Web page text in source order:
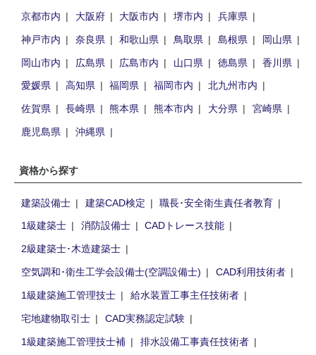
京都市内
大阪府 大阪市内 堺市内
兵庫県
神戸市内
奈良県 和歌山県 鳥取県 島根県
岡山県
岡山市内
広島県 広島市内 山口県 徳島県
香川県
愛媛県
高知県 福岡県 福岡市内
北九州市内
佐賀県
長崎県 熊本県 熊本市内 大分県
宮崎県
鹿児島県
沖縄県
資格から探す
建築設備士 建築CAD検定
職長･安全衛生責任者教育
1級建築士
消防設備士
CADトレース技能
2級建築士･木造建築士
空気調和･衛生工学会設備士(空調設備士)
CAD利用技術者
1級建築施工管理技士
給水装置工事主任技術者
宅地建物取引士
CAD実務認定試験
1級建築施工管理技士補
排水設備工事責任技術者